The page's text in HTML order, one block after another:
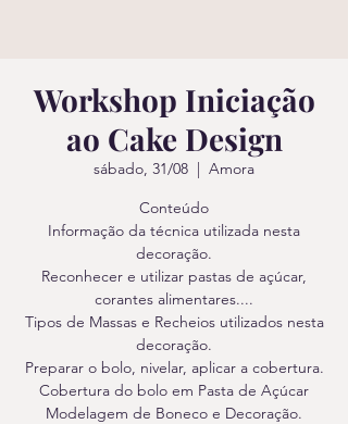
Workshop Iniciação
ao Cake Design
sábado, 31/08
  |
Amora
Conteúdo
Informação da técnica utilizada nesta
decoração.
Reconhecer e utilizar pastas de açúcar,
corantes alimentares....
Tipos de Massas e Recheios utilizados nesta
decoração.
Preparar o bolo, nivelar, aplicar a cobertura.
Cobertura do bolo em Pasta de Açúcar
Modelagem de Boneco e Decoração.